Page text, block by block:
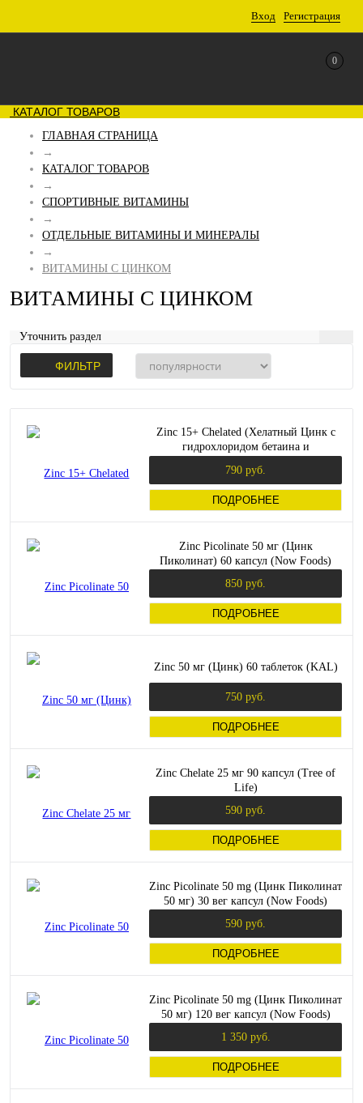
Вход Регистрация
0
КАТАЛОГ ТОВАРОВ
ГЛАВНАЯ СТРАНИЦА
→
КАТАЛОГ ТОВАРОВ
→
СПОРТИВНЫЕ ВИТАМИНЫ
→
ОТДЕЛЬНЫЕ ВИТАМИНЫ И МИНЕРАЛЫ
→
ВИТАМИНЫ С ЦИНКОМ
ВИТАМИНЫ С ЦИНКОМ
Уточнить раздел
ФИЛЬТР
Zinc 15+ Chelated (Хелатный Цинк с
гидрохлоридом бетаина и
(KAL)_
790 руб.
ПОДРОБНЕЕ
Zinc Picolinate 50 мг (Цинк
Пиколинат) 60 капсул (Now Foods)
850 руб.
ПОДРОБНЕЕ
Zinc 50 мг (Цинк) 60 таблеток (KAL)
750 руб.
ПОДРОБНЕЕ
Zinc Chelate 25 мг 90 капсул (Tree of
Life)
590 руб.
ПОДРОБНЕЕ
Zinc Picolinate 50 mg (Цинк Пиколинат
50 мг) 30 вег капсул (Now Foods)
590 руб.
ПОДРОБНЕЕ
Zinc Picolinate 50 mg (Цинк Пиколинат
50 мг) 120 вег капсул (Now Foods)
1 350 руб.
ПОДРОБНЕЕ